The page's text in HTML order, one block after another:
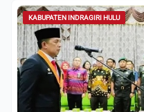
KABUPATEN INDRAGIRI HULU